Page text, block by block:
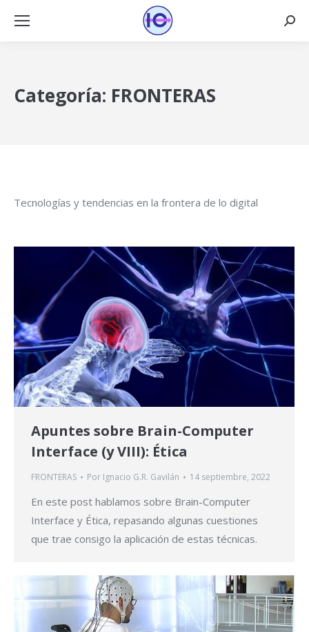
Categoría: FRONTERAS
Tecnologías y tendencias en la frontera de lo digital
Apuntes sobre Brain-Computer
Interface (y VIII): Ética
FRONTERAS Por Ignacio G.R. Gavilán 14 septiembre, 2022
En este post hablamos sobre Brain-Computer
Interface y Ética, repasando algunas cuestiones
que trae consigo la aplicación de estas técnicas.